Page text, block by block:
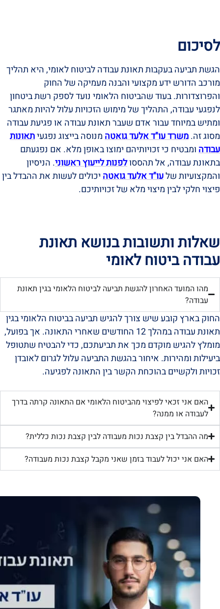
לסיכום
הגשת תביעה בעקבות תאונת עבודה לביטוח לאומי, היא תהליך
מורכב הדורש ידע מקצועי והבנה מעמיקה של החוק
והפרוצדורות. בעוד שהביטוח הלאומי נועד לספק רשת ביטחון
לנפגעי עבודה, התהליך של מימוש הזכויות עלול להיות מאתגר
ומתיש במיוחד עבור אדם שעבר תאונת עבודה או פגיעת עבודה
מסוג זה.משרד עו"ד אלעד גואטהמנוסה בייצוג נפגעיתאונות
עבודהומבטיח כי זכויותיהם ימוצו באופן מלא. אם נפגעתם
בתאונת עבודה, אל תהססולפנות לייעוץ ראשוני. הניסיון
והמקצועיות שלעו"ד אלעד גואטהיכולים לעשות את ההבדל בין
פיצוי חלקי לבין מיצוי מלא של זכויותיכם.
שאלות ותשובות בנושא תאונת
עבודה ביטוח לאומי
מהו המועד האחרון להגשת תביעה לביטוח הלאומי בגין תאונת
עבודה?
החוק בארץ קובע שיש צורך להגיש תביעה בביטוח הלאומי בגין
תאונת עבודה במהלך 12 החודשים שאחרי התאונה. אך בפועל,
מומלץ להגיש מוקדם מכך את תביעתכם, כדי להבטיח שתטופל
ביעילות ומהירות. איחור בהגשת התביעה עלול לגרום לאובדן
זכויות ולקשיים בהוכחת הקשר בין התאונה לפגיעה.
האם אני זכאי לפיצוי מהביטוח הלאומי אם התאונה קרתה בדרך
לעבודה או ממנה?
מה ההבדל בין קצבת נכות מעבודה לבין קצבת נכות כללית?
האם אני יכול לעבוד בזמן שאני מקבל קצבת נכות מעבודה?